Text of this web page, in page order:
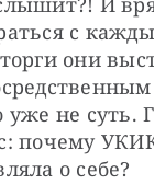
с
они
не суть.
почему
о себе?